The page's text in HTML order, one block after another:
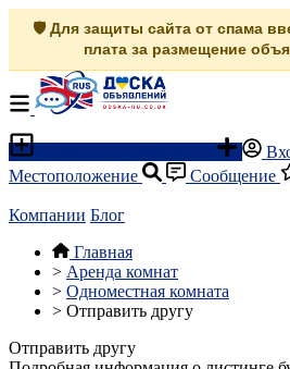
🛡️ Для защиты сайта от спама
плата за размещение
Местоположение
Сообщение
Компании Блог
Главная
> Аренда комнат
> Одноместная комната
> Отправить другу
Отправить другу